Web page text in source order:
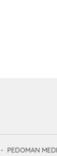
PEDOMAN